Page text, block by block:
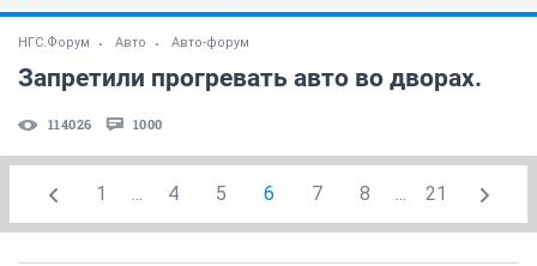
НГС.Форум Авто Авто-форум
Запретили прогревать авто во дворах.
114026 1000
1 ... 4 5 6 7 8 ... 21